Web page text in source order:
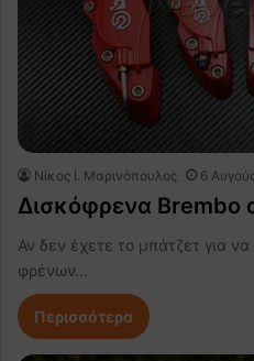
Nίκος Ι. Mαρινόπουλος 6
Δισκόφρενα Brembo
Αν δεν έχετε το μπάτζετ για
φρένων…
Περισσότερα